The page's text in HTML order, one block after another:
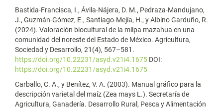
Bastida-Francisca, I., Ávila-Nájera, D. M., Pedraza-Mandujano,
J., Guzmán-Gómez, E., Santiago-Mejía, H., y Albino Garduño, R.
(2024). Valoración biocultural de la milpa mazahua en una
comunidad del noreste del Estado de México. Agricultura,
Sociedad y Desarrollo, 21(4), 567–581.
https://doi.org/10.22231/asyd.v21i4.1675 DOI:
https://doi.org/10.22231/asyd.v21i4.1675
Carballo, C. A., y Benítez, V. A. (2003). Manual gráfico para la
descripción varietal del maíz (Zea mays L.). Secretaría de
Agricultura, Ganadería. Desarrollo Rural, Pesca y Alimentación